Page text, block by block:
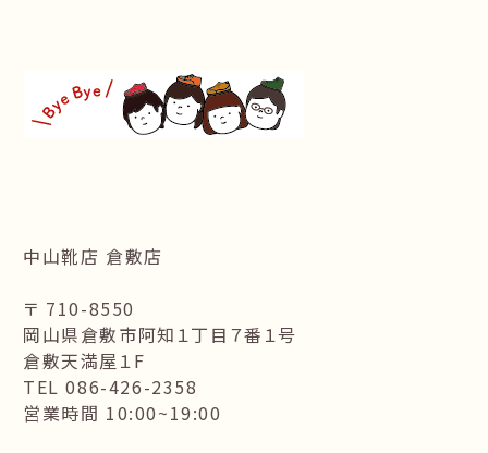
中山靴店 倉敷店
〒 710-8550
岡山県倉敷市阿知１丁目７番１号
倉敷天満屋１F
TEL 086-426-2358
営業時間 10:00~19:00